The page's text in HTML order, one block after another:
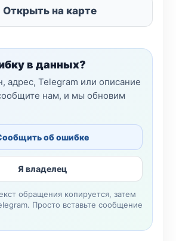
на карте
в данных?
адрес, Telegram или описание
нам, и мы обновим
об ошибке
Я владелец
обращения копируется, затем
Просто вставьте сообщение